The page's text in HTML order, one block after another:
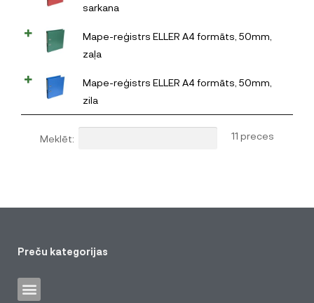
sarkana
Mape-reģistrs ELLER A4 formāts, 50mm,
zaļa
Mape-reģistrs ELLER A4 formāts, 50mm,
zila
Meklēt: 11 preces
Preču kategorijas